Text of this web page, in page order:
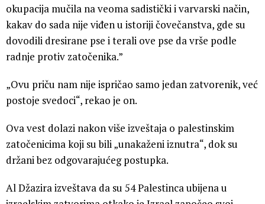
okupacija mučila na veoma sadistički i varvarski način,
kakav do sada nije viđen u istoriji čovečanstva, gde su
dovodili dresirane pse i terali ove pse da vrše podle
radnje protiv zatočenika.”
„Ovu priču nam nije ispričao samo jedan zatvorenik, već
postoje svedoci“, rekao je on.
Ova vest dolazi nakon više izveštaja o palestinskim
zatočenicima koji su bili „unakaženi iznutra“, dok su
držani bez odgovarajućeg postupka.
Al Džazira izveštava da su 54 Palestinca ubijena u